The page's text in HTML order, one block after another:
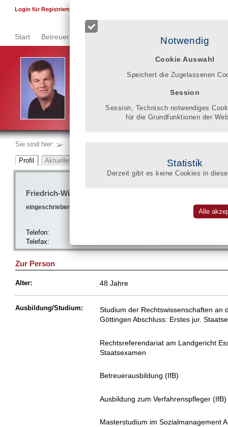
Notwendig
Cookie Auswahl
Speichert die Zugelassenen
Session
Session, Technisch notwendiges
für die Grundfunktionen der
Statistik
Derzeit gibt es keine Cookies in
Start Betreuer finden Registrierung
eine umfassende Kompetenz und kontinuierliches
Arbeitsweisen für jedermann sichtbar.
Rainer Althoff
Login für Registrierte
Sie sind hier:
Friedrich-Willem Kleist
eingeschrieben im BdB-Qualitätsregister
Telefon:
Telefax:
Zur Person
Alter: 48 Jahre
Ausbildung/Studium:
Studium der Rechtswissenschaften an
Göttingen Abschluss: Erstes jur.
Rechtsreferendariat am Landgericht
Staatsexamen
Betreuerausbildung (IfB)
Ausbildung zum Verfahrenspfleger (IfB)
Masterstudium im Sozialmanagement